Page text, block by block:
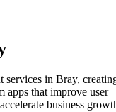
services in Bray,
apps that improve user
business